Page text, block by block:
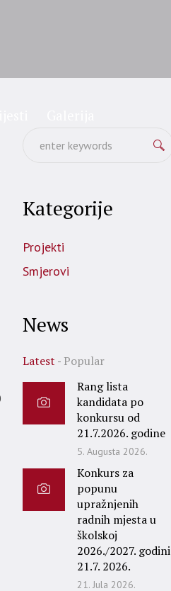
Kategorije
Projekti
Smjerovi
News
Latest
Popular
Rang lista
kandidata po
konkursu od
21.7.2026. godine
5. Augusta 2026.
Konkurs za
popunu
upražnjenih
radnih mjesta u
školskoj
2026./2027. godini
21.7. 2026.
21. Jula 2026.